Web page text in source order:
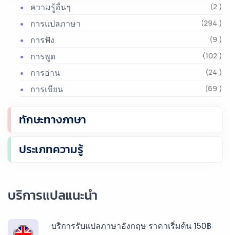
ความรู้อื่นๆ (2 )
การแปลภาษา (294 )
การฟัง (9 )
การพูด (102 )
การอ่าน (24 )
การเขียน (69 )
ทักษะทางภาษา
ประเภทความรู้
บริการแปลแนะนำ
บริการรับแปลภาษาอังกฤษ ราคาเริ่มต้น 150฿